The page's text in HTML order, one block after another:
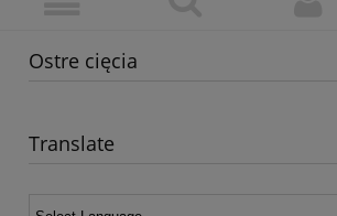
Ostre cięcia
Translate